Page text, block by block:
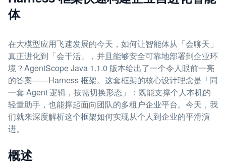
体
在大模型应用飞速发展的今天，如何让智能体从「会聊天」
真正进化到「会干活」，并且能够安全可靠地部署到企业环
境？AgentScope Java 1.1.0 版本给出了一个令人眼前一亮
的答案——Harness 框架。这套框架的核心设计理念是「同
一套 Agent 逻辑，按需切换形态」：既能支撑个人本机的
轻量助手，也能撑起面向团队的多租户企业平台。今天，我
们就来深度解析这个框架如何实现从个人到企业的平滑演
进。
概述